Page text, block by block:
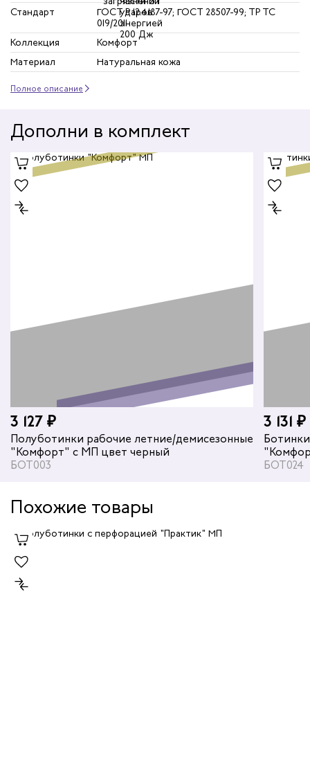
работников
Стандарт
ГОСТ Р 12.4.187-97; ГОСТ 28507-99; ТР ТС
019/2011
Коллекция
Комфорт
Материал
Натуральная кожа
Полное описание
Дополни в комплект
3 127 ₽
Полуботинки рабочие летние/демисезонные
"Комфорт" с МП цвет черный
БОТ003
3 131 ₽
БОТ024
Похожие товары